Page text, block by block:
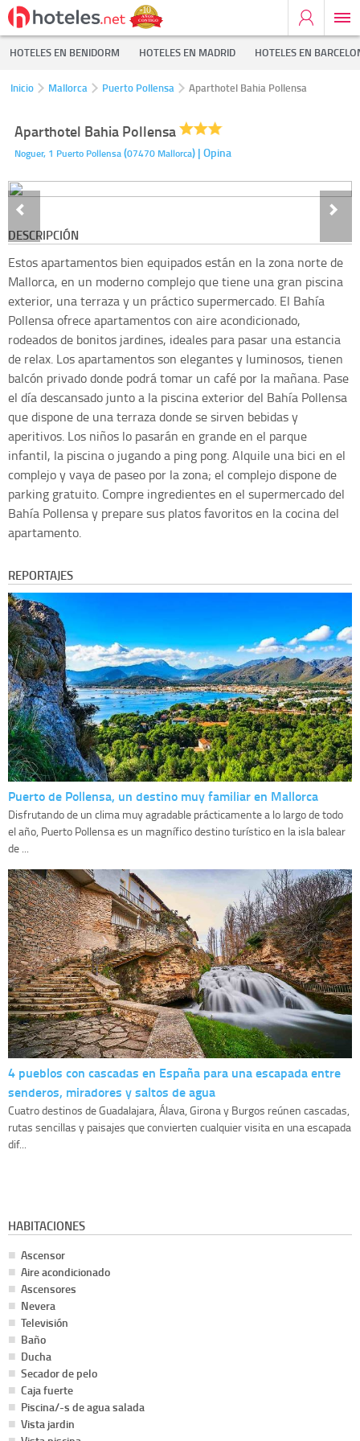
HOTELES EN BENIDORM HOTELES EN MADRID HOTELES EN
Inicio Mallorca Puerto Pollensa Aparthotel Bahia Pollensa
Aparthotel Bahia Pollensa
Noguer, 1 Puerto Pollensa(07470 Mallorca) | Opina
DESCRIPCIÓN
Estos apartamentos bien equipados están en la zona norte de
Mallorca, en un moderno complejo que tiene una gran piscina
exterior, una terraza y un práctico supermercado. El Bahía
Pollensa ofrece apartamentos con aire acondicionado,
rodeados de bonitos jardines, ideales para pasar una estancia
de relax. Los apartamentos son elegantes y luminosos, tienen
balcón privado donde podrá tomar un café por la mañana. Pase
el día descansado junto a la piscina exterior del Bahía Pollensa
que dispone de una terraza donde se sirven bebidas y
aperitivos. Los niños lo pasarán en grande en el parque
infantil, la piscina o jugando a ping pong. Alquile una bici en el
complejo y vaya de paseo por la zona; el complejo dispone de
parking gratuito. Compre ingredientes en el supermercado del
Bahía Pollensa y prepare sus platos favoritos en la cocina del
apartamento.
REPORTAJES
Puerto de Pollensa, un destino muy familiar en Mallorca
Disfrutando de un clima muy agradable prácticamente a lo largo de todo
el año, Puerto Pollensa es un magnífico destino turístico en la isla balear
de ...
4 pueblos con cascadas en España para una escapada entre
senderos, miradores y saltos de agua
Cuatro destinos de Guadalajara, Álava, Girona y Burgos reúnen cascadas,
rutas sencillas y paisajes que convierten cualquier visita en una escapada
dif...
HABITACIONES
Ascensor
Aire acondicionado
Ascensores
Nevera
Televisión
Baño
Ducha
Secador de pelo
Caja fuerte
Piscina/-s de agua salada
Vista jardin